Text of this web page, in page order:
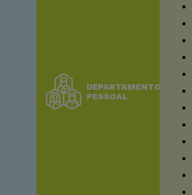
DEPARTAMENTO
PESSOAL